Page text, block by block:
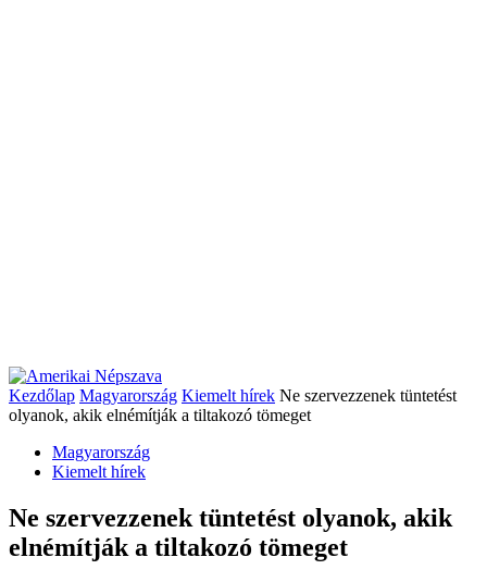
Kezdőlap Magyarország Kiemelt hírek Ne szervezzenek tüntetést
olyanok, akik elnémítják a tiltakozó tömeget
Magyarország
Kiemelt hírek
Ne szervezzenek tüntetést olyanok, akik
elnémítják a tiltakozó tömeget